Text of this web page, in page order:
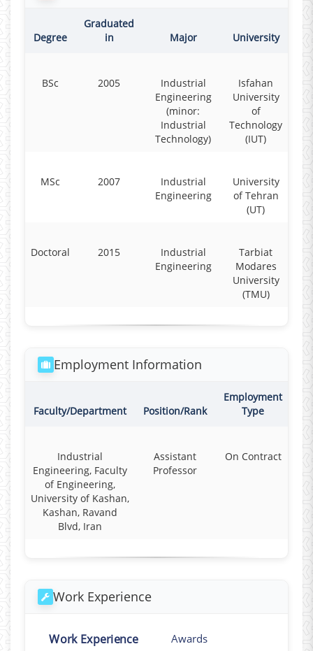
Degree
Graduated
in
Major University
BSc 2005
Industrial
Engineering
(minor:
Industrial
Technology)
Isfahan
University
of
Technology
(IUT)
MSc 2007
Industrial
Engineering
University
of Tehran
(UT)
Doctoral 2015
Industrial
Engineering
Tarbiat
Modares
University
(TMU)
Employment Information
Faculty/Department Position/Rank
Employment
Type
Industrial
Engineering, Faculty
of Engineering,
University of Kashan,
Kashan, Ravand
Blvd, Iran
Assistant
Professor
On Contract
Work Experience
Work Experience Awards